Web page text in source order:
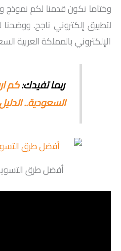
وختاما نكون قدمنا لكم
لتطبيق إلكتروني ناجح.
الإلكتروني بالمملكة العربية
ربما تفيدك:كم
السعودية..
أفضل طرق